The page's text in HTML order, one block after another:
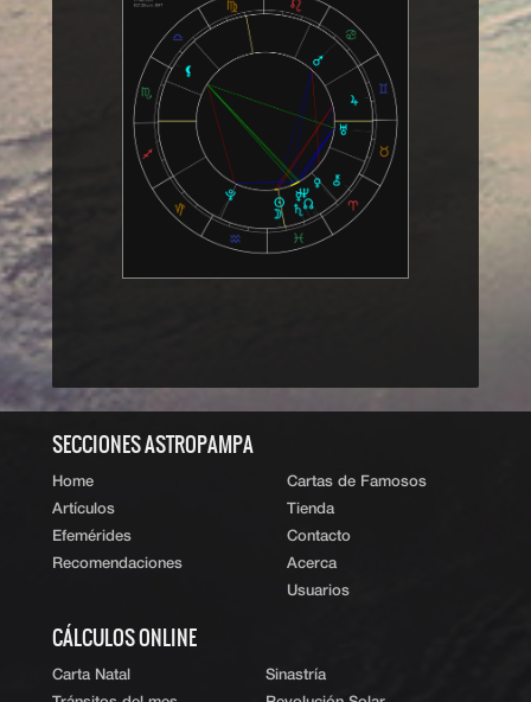
SECCIONES ASTROPAMPA
Home
Artículos
Efemérides
Recomendaciones
Cartas de Famosos
Tienda
Contacto
Acerca
Usuarios
CÁLCULOS ONLINE
Carta Natal
Sinastría